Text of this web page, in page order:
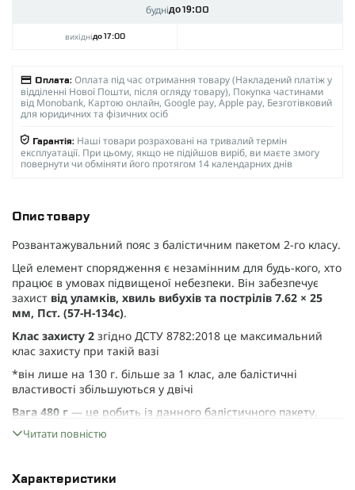
буднідо 19:00
вихіднідо 17:00
Оплата: Оплата під час отримання товару (Накладений платіж у
відділенні Нової Пошти, після огляду товару), Покупка частинами
від Monobank, Картою онлайн, Google pay, Apple pay, Безготівковий
для юридичних та фізичних осіб
Гарантія: Наші товари розраховані на тривалий термін
експлуатації. При цьому, якщо не підійшов виріб, ви маєте змогу
повернути чи обміняти його протягом 14 календарних днів
Опис товару
Розвантажувальний пояс з балістичним пакетом 2-го класу.
Цей елемент спорядження є незамінним для будь-кого, хто
працює в умовах підвищеної небезпеки. Він забезпечує
захист від уламків, хвиль вибухів та пострілів 7.62 × 25
мм, Пст. (57-Н-134с).
Клас захисту 2 згідно ДСТУ 8782:2018 це максимальний
клас захисту при такій вазі
*він лише на 130 г. більше за 1 клас, але балістичні
властивості збільшуються у двічі
Вага 480 г — це робить із данного балістичного пакету,
найлегший по вазі та найпередовіший спосіб захисту від
уламків та рикошетів, цієї ваги ми досягли використовуючи
поліетилен) із Ізраїлю, Нідерландів, США, та Китаю.
Читати повністю
Характеристики